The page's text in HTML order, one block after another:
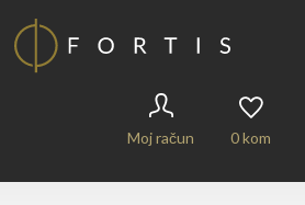
Moj račun 0kom